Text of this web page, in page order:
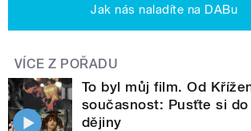
Jak nás naladíte na DABu
VÍCE Z POŘADU
To byl můj film. Od
současnost: Pusťte si
dějiny